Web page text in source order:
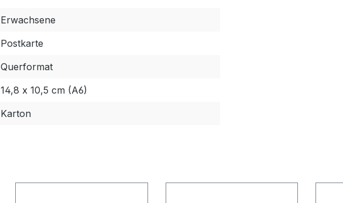
Erwachsene
Postkarte
Querformat
14,8 x 10,5 cm (A6)
Karton